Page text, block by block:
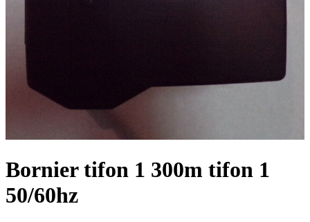
Bornier tifon 1 300m tifon 1
50/60hz